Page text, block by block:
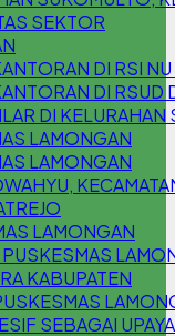
SEKTOR
DI RSI
DI
DI
LAMONGAN
LAMONGAN
LAMONGAN
KABUPATEN
SEBAGAI